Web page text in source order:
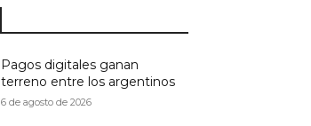
Pagos digitales ganan
terreno entre los argentinos
6 de agosto de 2026